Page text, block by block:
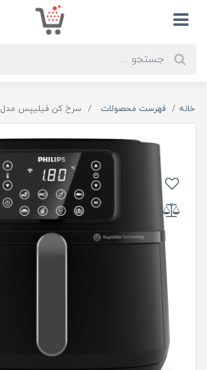
خانه فهرست محصولات سرخ کن فیلیپس مدل PHILIPS HD9285